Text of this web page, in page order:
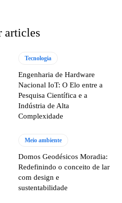
articles
Tecnologia
Engenharia de Hardware
Nacional IoT: O Elo entre a
Pesquisa Científica e a
Indústria de Alta
Complexidade
Meio ambiente
Domos Geodésicos Moradia:
Redefinindo o conceito de lar
com design e
sustentabilidade